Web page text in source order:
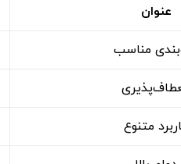
عنوان
مناسب
متنوع